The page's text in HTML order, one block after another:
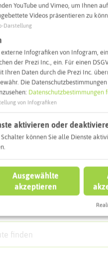
Dauer:03:19 h
Tempø:3,8 km/
Bergauf: 80 m
Bergab:80 m
KEINE
weitere
zum Ziel:
finden
finden
YouTube und Vimeo, um Ihnen
Videos präsentieren zu
Darstellung
Infografiken von Infogram,
der Prezi Inc., ein. Für einen
Ihren Daten durch die Prezi Inc.
Die
Datenschutzbestimmungen
von Infografiken
aktivieren oder
können Sie alle Dienste
Ausgewählte
akzeptieren